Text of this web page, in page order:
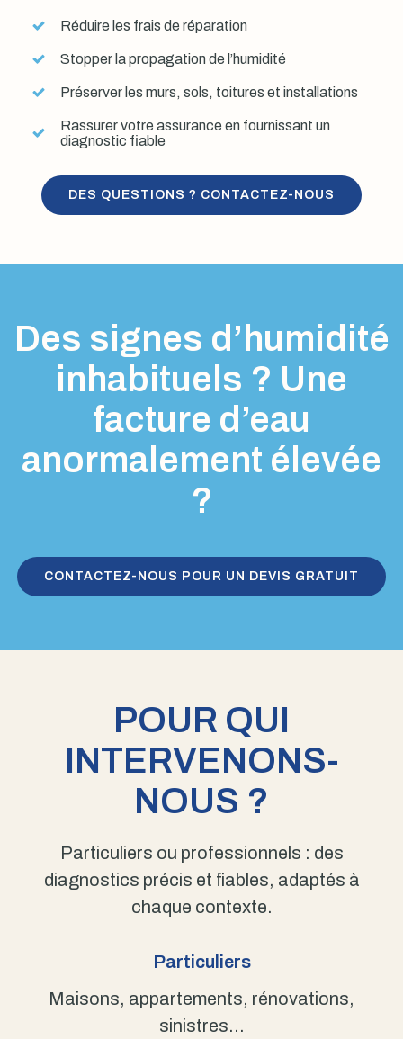
Réduire les frais de réparation
Stopper la propagation de l’humidité
Préserver les murs, sols, toitures et installations
Rassurer votre assurance en fournissant un
diagnostic fiable
DES QUESTIONS ? CONTACTEZ-NOUS
Des signes d’humidité
inhabituels ? Une
facture d’eau
anormalement élevée
?
CONTACTEZ-NOUS POUR UN DEVIS GRATUIT
POUR QUI
INTERVENONS-
NOUS ?
Particuliers ou professionnels : des
diagnostics précis et fiables, adaptés à
chaque contexte.
Particuliers
Maisons, appartements, rénovations,
sinistres…